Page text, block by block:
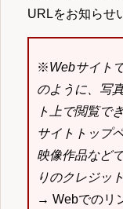
URLをお知らせ
※Webサイト
のように、写
ト上で閲覧で
サイトトップ
映像作品など
りのクレジッ
→ Webでのリ